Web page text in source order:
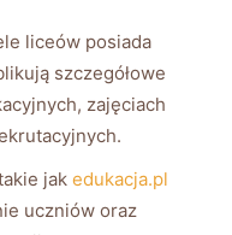
liceów posiada
szczegółowe
zajęciach
jak edukacja.pl
uczniów oraz